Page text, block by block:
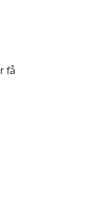
få